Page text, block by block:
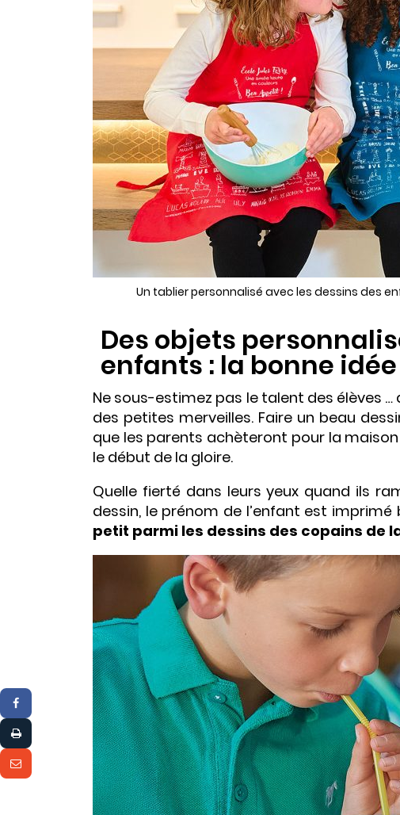
Un tablier personnalisé avec les dessins des
Des objets
enfants : la bonne
Ne sous-estimez pas le talent des élèves
des petites merveilles. Faire un beau
que les parents achèteront pour la
le début de la gloire.
Quelle fierté dans leurs yeux quand ils
dessin, le prénom de l’enfant est imprimé
petit parmi les dessins des copains de